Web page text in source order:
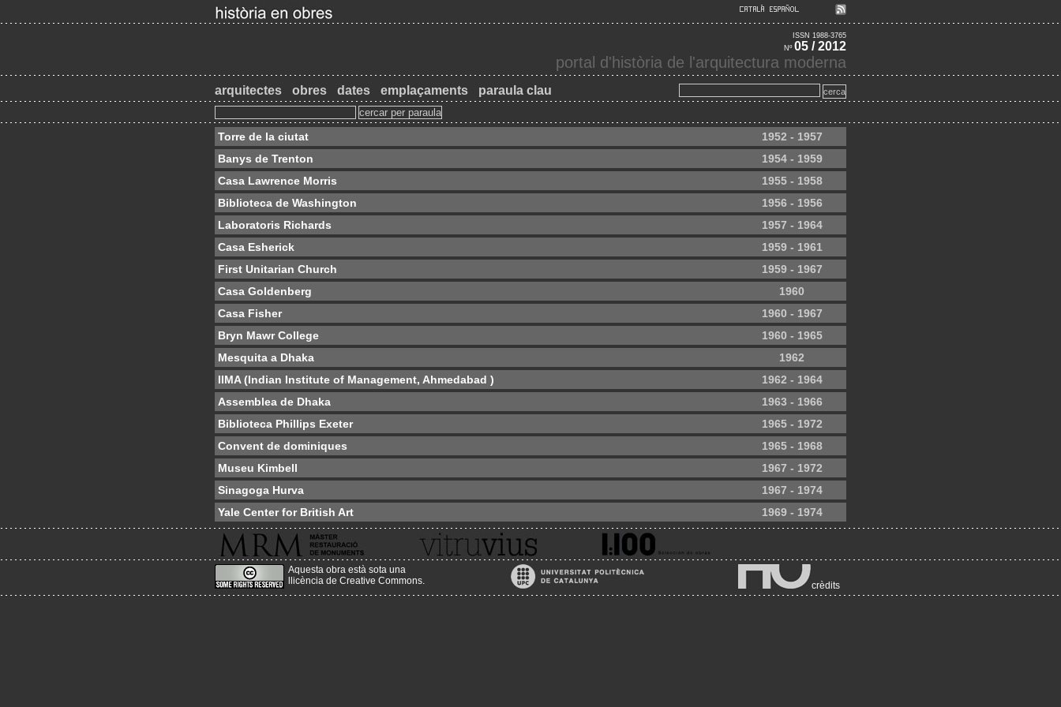
ISSN 1988-3765
Nº 05 / 2012
portal d'història de l'arquitectura moderna
arquitectes obres dates emplaçaments paraula clau
Torre de la ciutat
1952 - 1957
Banys de Trenton
1954 - 1959
Casa Lawrence Morris
1955 - 1958
Biblioteca de Washington
1956 - 1956
Laboratoris Richards
1957 - 1964
Casa Esherick
1959 - 1961
First Unitarian Church
1959 - 1967
Casa Goldenberg
1960
Casa Fisher
1960 - 1967
Bryn Mawr College
1960 - 1965
Mesquita a Dhaka
1962
IIMA (Indian Institute of Management, Ahmedabad )
1962 - 1964
Assemblea de Dhaka
1963 - 1966
Biblioteca Phillips Exeter
1965 - 1972
Convent de dominiques
1965 - 1968
Museu Kimbell
1967 - 1972
Sinagoga Hurva
1967 - 1974
Yale Center for British Art
1969 - 1974
Aquesta obra està sota una
llicència de Creative Commons. crèdits